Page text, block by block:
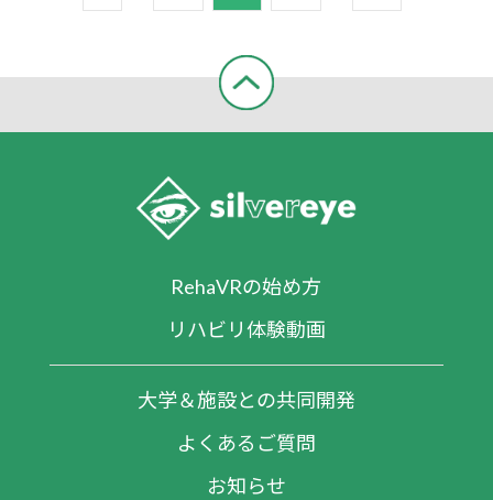
RehaVRの始め方
リハビリ体験動画
大学＆施設との共同開発
よくあるご質問
お知らせ